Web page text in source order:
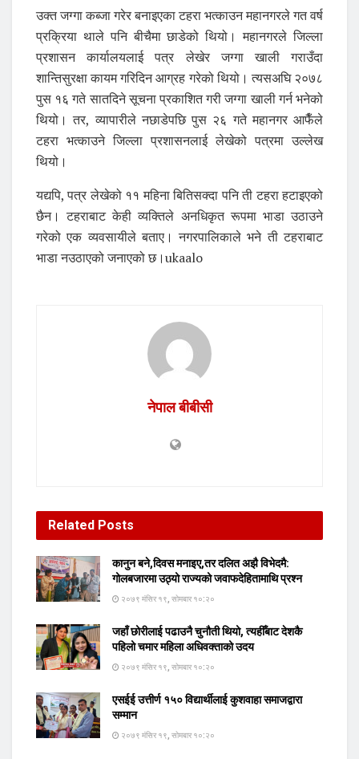
उक्त जग्गा कब्जा गरेर बनाइएका टहरा भत्काउन महानगरले गत वर्ष
प्रक्रिया थाले पनि बीचैमा छाडेको थियो। महानगरले जिल्ला
प्रशासन कार्यालयलाई पत्र लेखेर जग्गा खाली गराउँदा
शान्तिसुरक्षा कायम गरिदिन आग्रह गरेको थियो। त्यसअघि २०७८
पुस १६ गते सातदिने सूचना प्रकाशित गरी जग्गा खाली गर्न भनेको
थियो। तर, व्यापारीले नछाडेपछि पुस २६ गते महानगर आफैँले
टहरा भत्काउने जिल्ला प्रशासनलाई लेखेको पत्रमा उल्लेख
थियो।
यद्यपि, पत्र लेखेको ११ महिना बितिसक्दा पनि ती टहरा हटाइएको
छैन। टहराबाट केही व्यक्तिले अनधिकृत रूपमा भाडा उठाउने
गरेको एक व्यवसायीले बताए। नगरपालिकाले भने ती टहराबाट
भाडा नउठाएको जनाएको छ।ukaalo
नेपाल बीबीसी
Related Posts
कानुन बने,दिवस मनाइए,तर दलित अझै विभेदमै:
गोलबजारमा उठ्यो राज्यको जवाफदेहितामाथि प्रश्न
२०७९ मंसिर १९, सोमबार १०:२०
जहाँ छोरीलाई पढाउनै चुनौती थियो, त्यहीँबाट देशकै
पहिलो चमार महिला अधिवक्ताको उदय
२०७९ मंसिर १९, सोमबार १०:२०
एसईई उत्तीर्ण १५० विद्यार्थीलाई कुशवाहा समाजद्वारा
सम्मान
२०७९ मंसिर १९, सोमबार १०:२०